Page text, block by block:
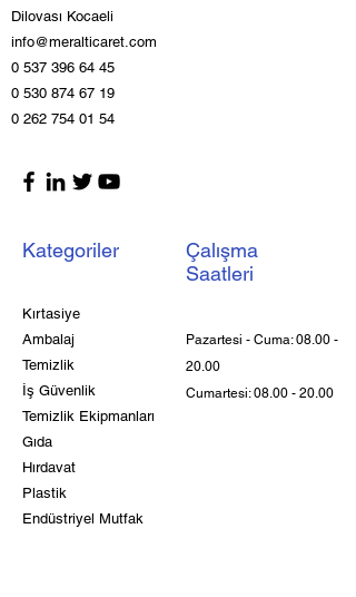
Dilovası Kocaeli
info@meralticaret.com
0 537 396 64 45
0 530 874 67 19
0 262 754 01 54
Kategoriler
Çalışma
Saatleri
Kırtasiye
Ambalaj
Temizlik
İş Güvenlik
Temizlik Ekipmanları
Gıda
Hırdavat
Plastik
Endüstriyel Mutfak
Pazartesi - Cuma:08.00 -
20.00
Cumartesi:08.00 - 20.00